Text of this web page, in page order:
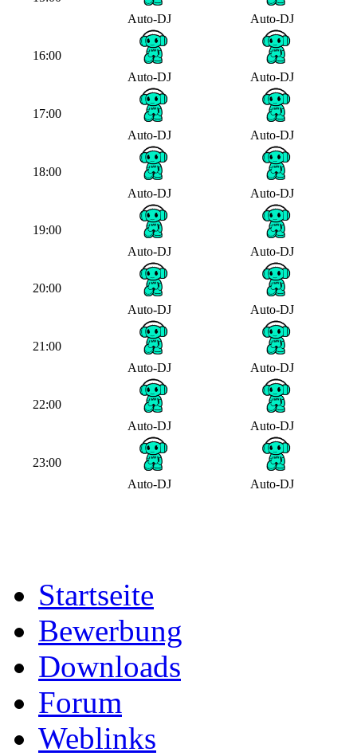
Auto-DJ
Auto-DJ
16:00
Auto-DJ
Auto-DJ
17:00
Auto-DJ
Auto-DJ
18:00
Auto-DJ
Auto-DJ
19:00
Auto-DJ
Auto-DJ
20:00
Auto-DJ
Auto-DJ
21:00
Auto-DJ
Auto-DJ
22:00
Auto-DJ
Auto-DJ
23:00
Auto-DJ
Auto-DJ
Startseite
Bewerbung
Downloads
Forum
Weblinks